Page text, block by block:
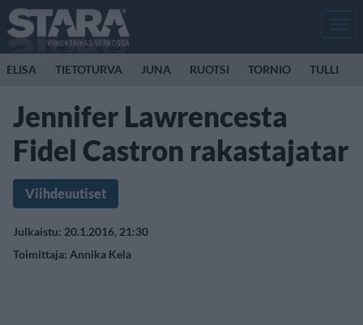
ELISA TIETOTURVA JUNA RUOTSI TORNIO TULLI
Jennifer Lawrencesta
Fidel Castron rakastajatar
Viihdeuutiset
Julkaistu: 20.1.2016, 21:30
Toimittaja: Annika Kela